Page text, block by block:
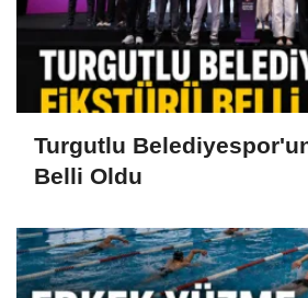
Turgutlu
Belli Oldu